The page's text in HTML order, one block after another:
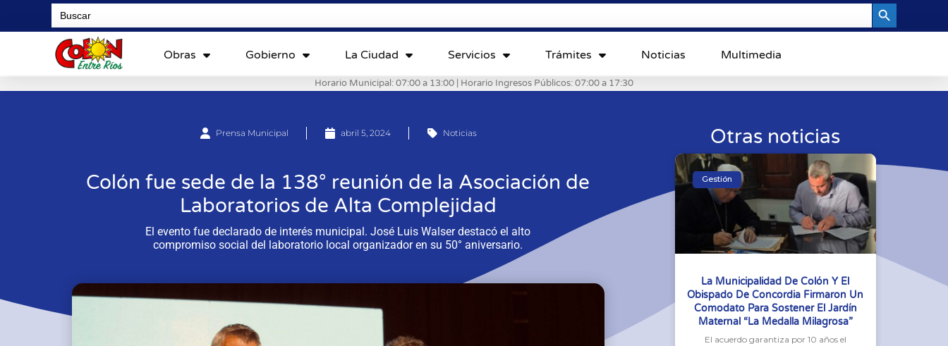
Search
for:
Obras Gobierno La Ciudad Servicios Trámites Noticias Multimedia
Horario Municipal: 07:00 a 13:00 | Horario Ingresos Públicos: 07:00 a 17:30
Prensa Municipal abril 5, 2024 Noticias
Colón fue sede de la 138° reunión de la Asociación de
Laboratorios de Alta Complejidad
El evento fue declarado de interés municipal. José Luis Walser destacó el alto
compromiso social del laboratorio local organizador en su 50° aniversario.
Otras noticias
Gestión
La Municipalidad De Colón Y El
Obispado De Concordia Firmaron Un
Comodato Para Sostener El Jardín
Maternal “La Medalla Milagrosa”
El acuerdo garantiza por 10 años el